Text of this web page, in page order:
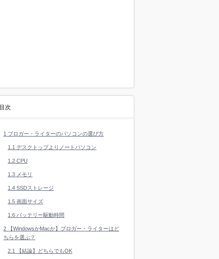
目次
1 ブロガー・ライターのパソコンの選び方
1.1 デスクトップよりノートパソコン
1.2 CPU
1.3 メモリ
1.4 SSDストレージ
1.5 画面サイズ
1.6 バッテリー駆動時間
2 【WindowsかMacか】ブロガー・ライターはど
ちらを選ぶ？
2.1 【結論】どちらでもOK